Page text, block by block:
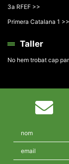
3a RFEF >>
Primera Catalana 1 >>
Taller
No hem trobat cap